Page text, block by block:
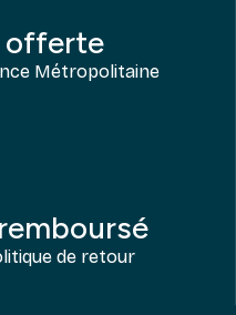
offerte
Métropolitaine
de retour